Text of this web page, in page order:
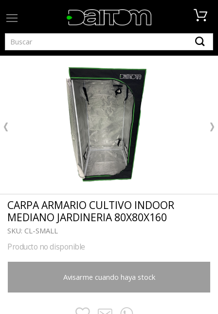
CARPA ARMARIO CULTIVO INDOOR
MEDIANO JARDINERIA 80X80X160
SKU: CL-SMALL
Producto no disponible
Avisarme cuando haya stock